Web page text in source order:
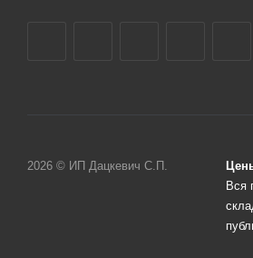
2026 © ИП Дацкевич С.П.
Вся